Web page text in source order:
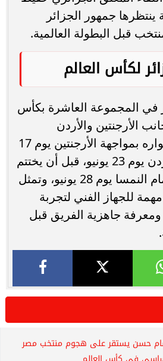
جمهور الجزائر
قبل البطولة العالمية.
لكأس العالم
في المجموعة العاشرة بكأس
إلى جانب الأرجنتين والأردن
والنمسا، ويبدأ مشواره بمواجهة الأرجنتين يوم 17
يونيو، ثم يلتقي الأردن يوم 23 يونيو، قبل أن يختتم
دور المجموعات أمام النمسا يوم 28 يونيو، وتمثل
للجهاز الفني لتجربة
ومعرفة جاهزية الفريق قبل
حسن يستقر على هجوم منتخب مصر